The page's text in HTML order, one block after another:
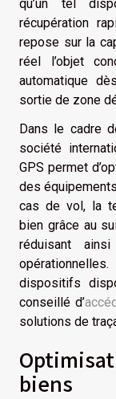
qu’un tel
récupération
repose sur la
réel l’objet
automatique
sortie de zone
Dans le cadre
société
GPS permet
des
cas de vol, la
bien grâce au
réduisant
dispositifs
conseillé d’
solutions de
biens